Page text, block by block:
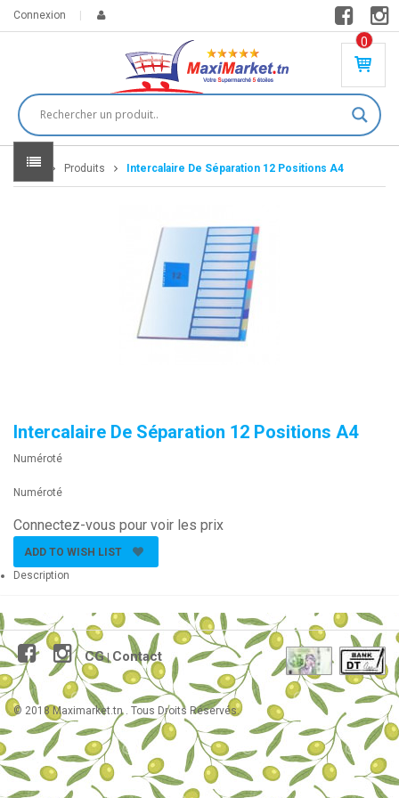
Connexion
0
PR
DU
IT(
S)
Home Produits Intercalaire De Séparation 12 Positions A4
Intercalaire De Séparation 12 Positions A4
Numéroté
Numéroté
Connectez-vous pour voir les prix
ADD TO WISH LIST
Description
CG| Contact
© 2018 Maximarket.tn . Tous Droits Réservés.